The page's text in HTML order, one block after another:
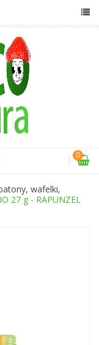
0
wafelki,
27 g - RAPUNZEL